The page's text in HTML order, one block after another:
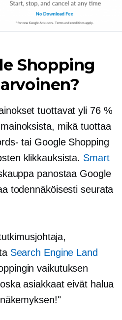
Shopping
tuottavat yli 76 %
mikä tuottaa
tai Google Shopping
klikkauksista. Smart
panostaa Google
todennäköisesti seurata
Search Engine Land
vaikutuksen
asiakkaat eivät halua